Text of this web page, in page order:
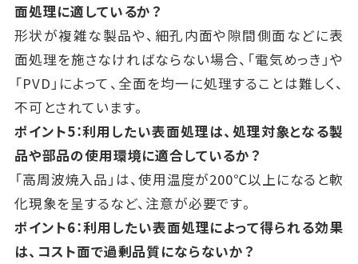
面処理に適しているか？
形状が複雑な製品や、細孔内面や隙間側面などに表
面処理を施さなければならない場合、「電気めっき」や
「PVD」によって、全面を均一に処理することは難しく、
不可とされています。
ポイント5：利用したい表面処理は、処理対象となる製
品や部品の使用環境に適合しているか？
「高周波焼入品」は、使用温度が200℃以上になると軟
化現象を呈するなど、注意が必要です。
ポイント6：利用したい表面処理によって得られる効果
は、コスト面で過剰品質にならないか？